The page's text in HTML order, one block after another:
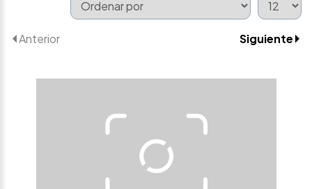
Anterior Siguiente